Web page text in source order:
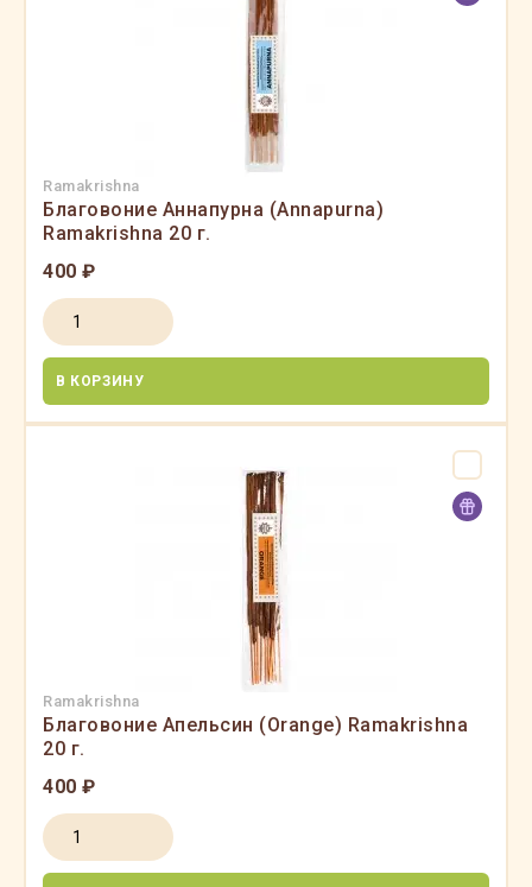
Ramakrishna
Благовоние Аннапурна (Annapurna)
Ramakrishna 20 г.
400 ₽
В КОРЗИНУ
Ramakrishna
Благовоние Апельсин (Orange) Ramakrishna
20 г.
400 ₽